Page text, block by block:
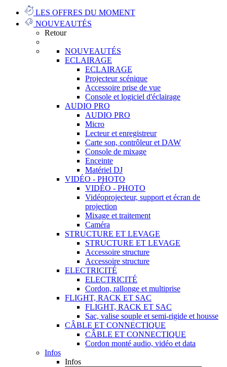
LES OFFRES DU MOMENT
NOUVEAUTÉS
Retour
NOUVEAUTÉS
ECLAIRAGE
ECLAIRAGE
Projecteur scénique
Accessoire prise de vue
Console et logiciel d'éclairage
AUDIO PRO
AUDIO PRO
Micro
Lecteur et enregistreur
Carte son, contrôleur et DAW
Console de mixage
Enceinte
Matériel DJ
VIDÉO - PHOTO
VIDÉO - PHOTO
Vidéoprojecteur, support et écran de
projection
Mixage et traitement
Caméra
STRUCTURE ET LEVAGE
STRUCTURE ET LEVAGE
Accessoire structure
Accessoire structure
ELECTRICITÉ
ELECTRICITÉ
Cordon, rallonge et multiprise
FLIGHT, RACK ET SAC
FLIGHT, RACK ET SAC
Sac, valise souple et semi-rigide et housse
CÂBLE ET CONNECTIQUE
CÂBLE ET CONNECTIQUE
Cordon monté audio, vidéo et data
Infos
Infos